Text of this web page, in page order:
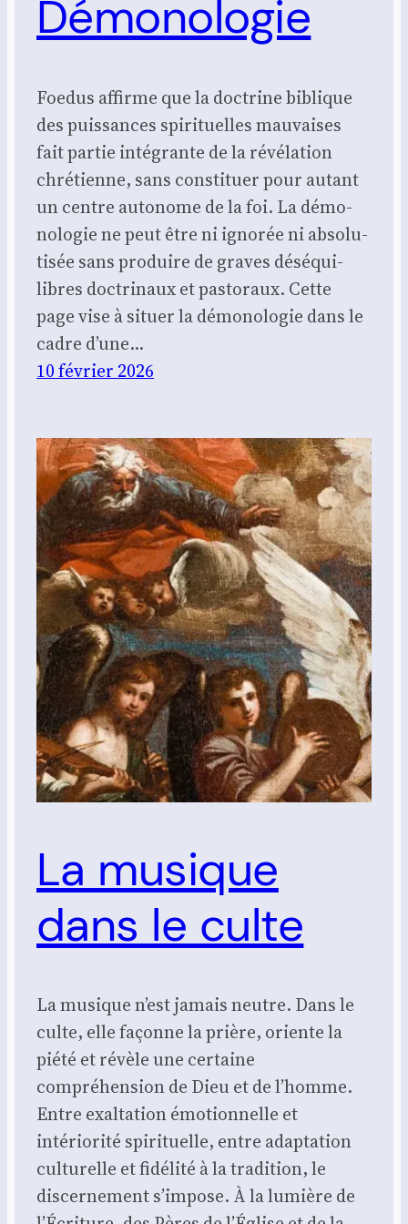
Démonologie
Foe­dus affirme que la doc­trine biblique
des puis­sances spi­ri­tuelles mau­vaises
fait par­tie inté­grante de la révé­la­tion
chré­tienne, sans consti­tuer pour autant
un centre auto­nome de la foi. La démo­
no­lo­gie ne peut être ni igno­rée ni abso­lu­
ti­sée sans pro­duire de graves dés­équi­
libres doc­tri­naux et pas­to­raux. Cette
page vise à situer la démo­no­lo­gie dans le
cadre d’une…
10 février 2026
La musique
dans le culte
La musique n’est jamais neutre. Dans le
culte, elle façonne la prière, oriente la
piété et révèle une certaine
compréhension de Dieu et de l’homme.
Entre exaltation émotionnelle et
intériorité spirituelle, entre adaptation
culturelle et fidélité à la tradition, le
discernement s’impose. À la lumière de